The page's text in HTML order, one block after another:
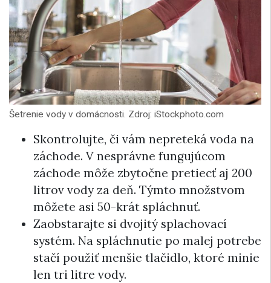
Šetrenie vody v domácnosti. Zdroj: iStockphoto.com
Skontrolujte, či vám nepreteká voda na
záchode. V nesprávne fungujúcom
záchode môže zbytočne pretiecť aj 200
litrov vody za deň. Týmto množstvom
môžete asi 50-krát spláchnuť.
Zaobstarajte si dvojitý splachovací
systém. Na spláchnutie po malej potrebe
stačí použiť menšie tlačidlo, ktoré minie
len tri litre vody.